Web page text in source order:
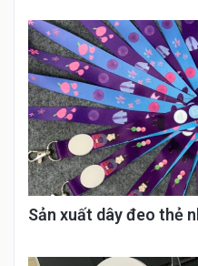
Sản xuất dây đeo thẻ